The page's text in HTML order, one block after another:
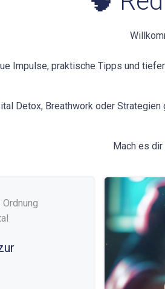
Impulse, praktische Tipps und
Detox, Breathwork oder
Mach es dir